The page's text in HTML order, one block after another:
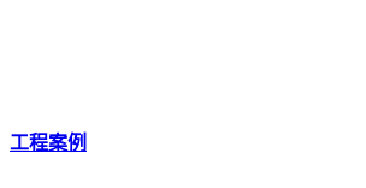
工程案例